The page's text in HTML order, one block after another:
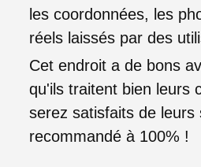
les coordonnées, les
réels laissés par des
Cet endroit a de bons
qu'ils traitent bien leurs
serez satisfaits de leurs
recommandé à 100% !